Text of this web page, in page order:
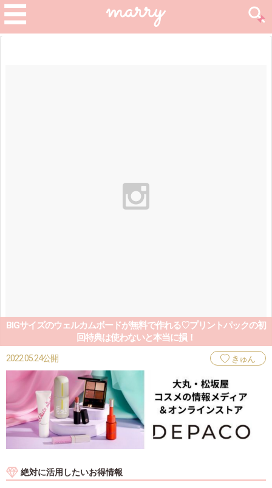
BIGサイズのウェルカムボードが無料で作れる♡プリントパックの初
回特典は使わないと本当に損！
2022.05.24公開 きゅん
絶対に活用したいお得情報